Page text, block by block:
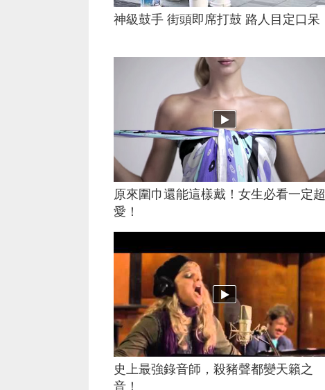
神級鼓手 街頭即席打鼓 路人目定口呆
原來圍巾還能這樣戴！女生必看一定超
愛！
史上最強錄音師，殺豬聲都變天籟之
音！